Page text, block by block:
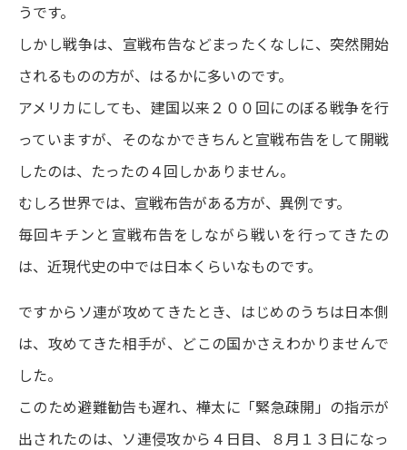
うです。
しかし戦争は、宣戦布告などまったくなしに、突然開始
されるものの方が、はるかに多いのです。
アメリカにしても、建国以来２００回にのぼる戦争を行
っていますが、そのなかできちんと宣戦布告をして開戦
したのは、たったの４回しかありません。
むしろ世界では、宣戦布告がある方が、異例です。
毎回キチンと宣戦布告をしながら戦いを行ってきたの
は、近現代史の中では日本くらいなものです。
ですからソ連が攻めてきたとき、はじめのうちは日本側
は、攻めてきた相手が、どこの国かさえわかりませんで
した。
このため避難勧告も遅れ、樺太に「緊急疎開」の指示が
出されたのは、ソ連侵攻から４日目、８月１３日になっ